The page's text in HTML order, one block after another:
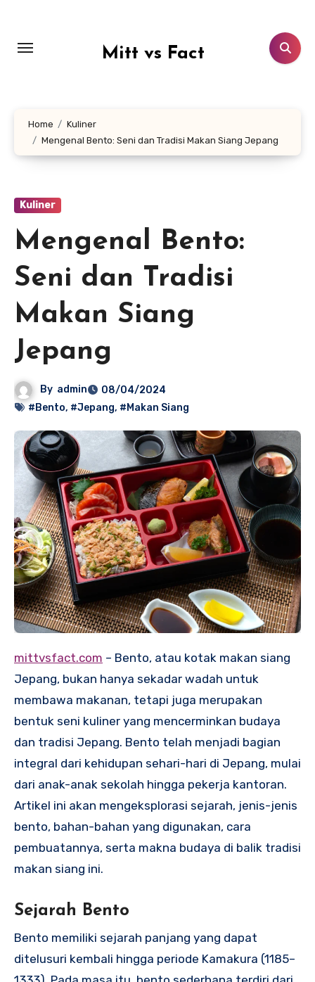
konten
Mitt vs Fact
Home
Kuliner
Mengenal Bento: Seni dan Tradisi Makan Siang Jepang
Kuliner
Mengenal Bento:
Seni dan Tradisi
Makan Siang
Jepang
By admin
08/04/2024
#Bento, #Jepang, #Makan Siang
mittvsfact.com – Bento, atau kotak makan siang
Jepang, bukan hanya sekadar wadah untuk
membawa makanan, tetapi juga merupakan
bentuk seni kuliner yang mencerminkan budaya
dan tradisi Jepang. Bento telah menjadi bagian
integral dari kehidupan sehari-hari di Jepang, mulai
dari anak-anak sekolah hingga pekerja kantoran.
Artikel ini akan mengeksplorasi sejarah, jenis-jenis
bento, bahan-bahan yang digunakan, cara
pembuatannya, serta makna budaya di balik tradisi
makan siang ini.
Sejarah Bento
Bento memiliki sejarah panjang yang dapat
ditelusuri kembali hingga periode Kamakura (1185–